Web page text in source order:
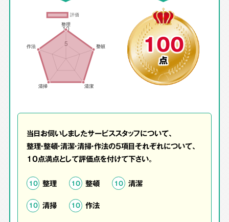
100
点
当日お伺いしましたサービススタッフについて、
整理・整頓・清潔・清掃・作法の5項目それぞれについて、
10点満点として評価点を付けて下さい。
10 整理 10 整頓 10 清潔
10 清掃 10 作法